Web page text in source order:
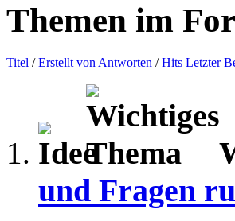
Themen im
Titel /Erstellt von Antworten /Hits Letzter
und Fragen